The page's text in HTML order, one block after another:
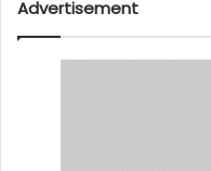
Advertisement